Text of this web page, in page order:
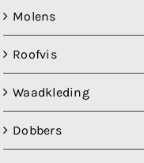
Molens
Roofvis
Waadkleding
Dobbers